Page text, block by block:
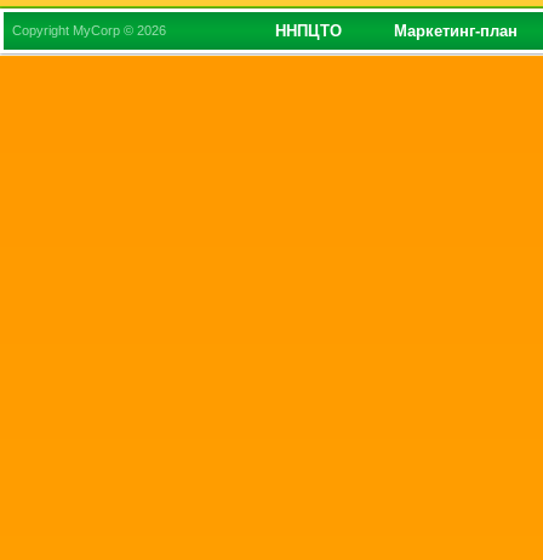
Copyright MyCorp © 2026 ННПЦТО Маркетинг-план